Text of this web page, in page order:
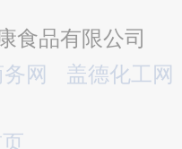
食品有限公司
网 盖德化工网